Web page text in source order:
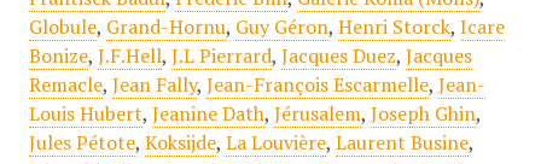
Globule, Grand-Hornu, Guy Géron, Henri Storck, Icare
Bonize, J.F.Hell, J.L Pierrard, Jacques Duez, Jacques
Remacle, Jean Fally, Jean-François Escarmelle, Jean-
Louis Hubert, Jeanine Dath, Jérusalem, Joseph Ghin,
Jules Pétote, Koksijde, La Louvière, Laurent Busine,